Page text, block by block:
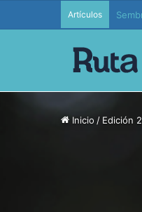
Artículos
Inicio / Edición